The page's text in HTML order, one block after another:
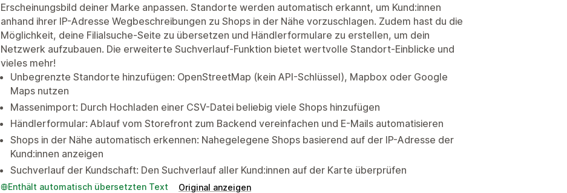
Erscheinungsbild deiner Marke anpassen. Standorte werden automatisch erkannt, um Kund:innen
anhand ihrer IP-Adresse Wegbeschreibungen zu Shops in der Nähe vorzuschlagen. Zudem hast du die
Möglichkeit, deine Filialsuche-Seite zu übersetzen und Händlerformulare zu erstellen, um dein
Netzwerk aufzubauen. Die erweiterte Suchverlauf-Funktion bietet wertvolle Standort-Einblicke und
vieles mehr!
Unbegrenzte Standorte hinzufügen: OpenStreetMap (kein API-Schlüssel), Mapbox oder Google
Maps nutzen
Massenimport: Durch Hochladen einer CSV-Datei beliebig viele Shops hinzufügen
Händlerformular: Ablauf vom Storefront zum Backend vereinfachen und E-Mails automatisieren
Shops in der Nähe automatisch erkennen: Nahegelegene Shops basierend auf der IP-Adresse der
Kund:innen anzeigen
Suchverlauf der Kundschaft: Den Suchverlauf aller Kund:innen auf der Karte überprüfen
Enthält automatisch übersetzten Text Original anzeigen